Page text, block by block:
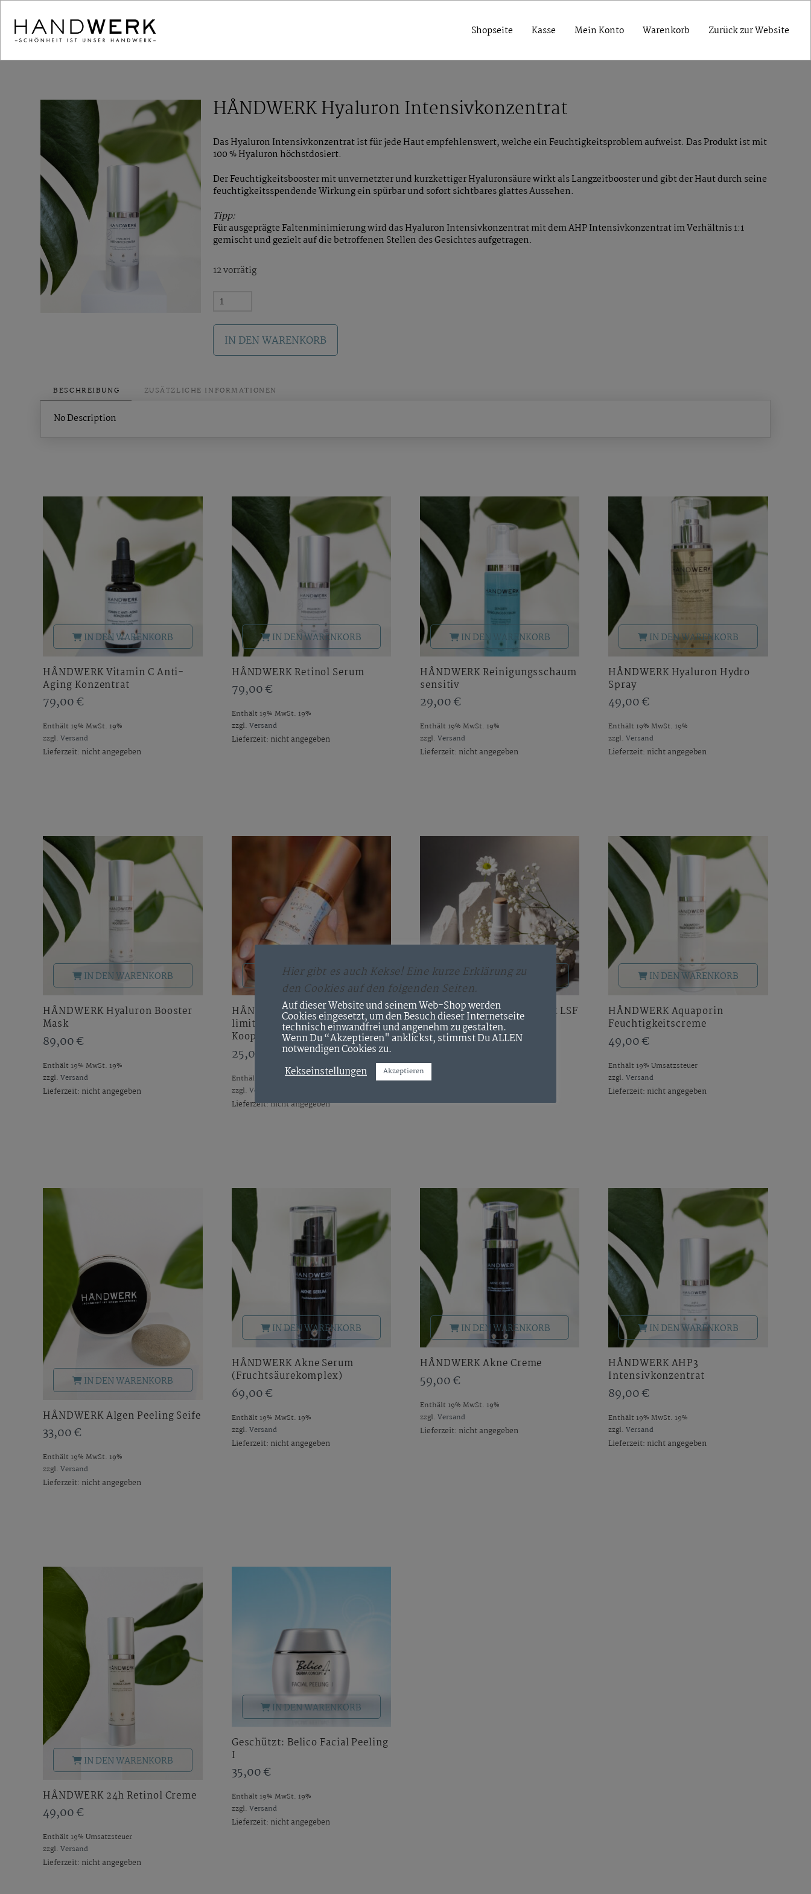
Shopseite Kasse Mein Konto Warenkorb Zurück zur Website
HÅNDWERK Hyaluron Intensivkonzentrat
Das Hyaluron Intensivkonzentrat ist für jede Haut empfehlenswert, welche ein Feuchtigkeitsproblem aufweist. Das Produkt ist mit
100 % Hyaluron höchstdosiert.
Der Feuchtigkeitsbooster mit unvernetzter und kurzkettiger Hyaluronsäure wirkt als Langzeitbooster und gibt der Haut durch seine
feuchtigkeitsspendende Wirkung ein spürbar und sofort sichtbares glattes Aussehen.
Tipp:
Für ausgeprägte Faltenminimierung wird das Hyaluron Intensivkonzentrat mit dem AHP Intensivkonzentrat im Verhältnis 1:1
gemischt und gezielt auf die betroffenen Stellen des Gesichtes aufgetragen.
12 vorrätig
HÅNDWERK
Intensivkonzentrat
Menge
IN DEN WARENKORB
BESCHREIBUNG ZUSÄTZLICHE INFORMATIONEN
No Description
HÅNDWERK Vitamin C Anti-
Aging Konzentrat
79,00€
Enthält 19% MwSt. 19%
zzgl.Versand
Lieferzeit: nicht angegeben
IN DEN WARENKORB
HÅNDWERK Retinol Serum
79,00€
Enthält 19% MwSt. 19%
zzgl. Versand
Lieferzeit: nicht angegeben
IN DEN WARENKORB
HÅNDWERK Reinigungsschaum
sensitiv
29,00€
Enthält 19% MwSt. 19%
zzgl.Versand
Lieferzeit: nicht angegeben
IN DEN WARENKORB
HÅNDWERK Hyaluron Hydro
Spray
49,00€
Enthält 19% MwSt. 19%
zzgl.Versand
Lieferzeit: nicht angegeben
IN DEN WARENKORB
HÅNDWERK Hyaluron Booster
Mask
89,00€
Enthält 19% MwSt. 19%
zzgl.Versand
Lieferzeit: nicht angegeben
IN DEN WARENKORB
HÅNDWERK HANDWUNDER
limitierte Edition (in
Kooperation mit Kea Elisa)
25,00
Enthält 19% Umsatzsteuer
zzgl. Versand
Lieferzeit: nicht angegeben
IN DEN WARENKORB
HÅNDWERK CC Cream Stick LSF
30 – medium
39,90€
Enthält 19% MwSt. 19%
IN DEN WARENKORB
HÅNDWERK Aquaporin
Feuchtigkeitscreme
49,00€
Enthält 19% Umsatzsteuer
zzgl.Versand
Lieferzeit: nicht angegeben
IN DEN WARENKORB
HÅNDWERK Algen Peeling Seife
33,00€
Enthält 19% MwSt. 19%
zzgl.Versand
Lieferzeit: nicht angegeben
IN DEN WARENKORB
HÅNDWERK Akne Serum
(Fruchtsäurekomplex)
69,00€
Enthält 19% MwSt. 19%
zzgl. Versand
Lieferzeit: nicht angegeben
IN DEN WARENKORB
HÅNDWERK Akne Creme
59,00€
Enthält 19% MwSt. 19%
zzgl.Versand
Lieferzeit: nicht angegeben
IN DEN WARENKORB
HÅNDWERK AHP3
Intensivkonzentrat
89,00€
Enthält 19% MwSt. 19%
zzgl.Versand
Lieferzeit: nicht angegeben
IN DEN WARENKORB
HÅNDWERK 24h Retinol Creme
49,00€
Enthält 19% Umsatzsteuer
zzgl.Versand
Lieferzeit: nicht angegeben
IN DEN WARENKORB
Geschützt: Belico Facial Peeling
I
35,00€
Enthält 19% MwSt. 19%
zzgl. Versand
Lieferzeit: nicht angegeben
IN DEN WARENKORB
Hier gibt es auch Kekse! Eine kurze Erklärung zu
den Cookies auf den folgenden Seiten.
Auf dieser Website und seinem Web-Shop werden
Cookies eingesetzt, um den Besuch dieser Internetseite
technisch einwandfrei und angenehm zu gestalten.
Wenn Du “Akzeptieren" anklickst, stimmst Du ALLEN
notwendigen Cookies zu.
Kekseinstellungen
Akzeptieren